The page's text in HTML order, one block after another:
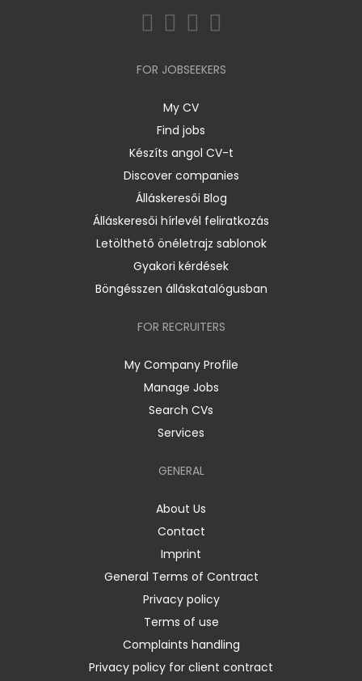
FOR JOBSEEKERS
My CV
Find jobs
Készíts angol CV-t
Discover companies
Álláskeresői Blog
Álláskeresői hírlevél feliratkozás
Letölthető önéletrajz sablonok
Gyakori kérdések
Böngésszen álláskatalógusban
FOR RECRUITERS
My Company Profile
Manage Jobs
Search CVs
Services
GENERAL
About Us
Contact
Imprint
General Terms of Contract
Privacy policy
Terms of use
Complaints handling
Privacy policy for client contract